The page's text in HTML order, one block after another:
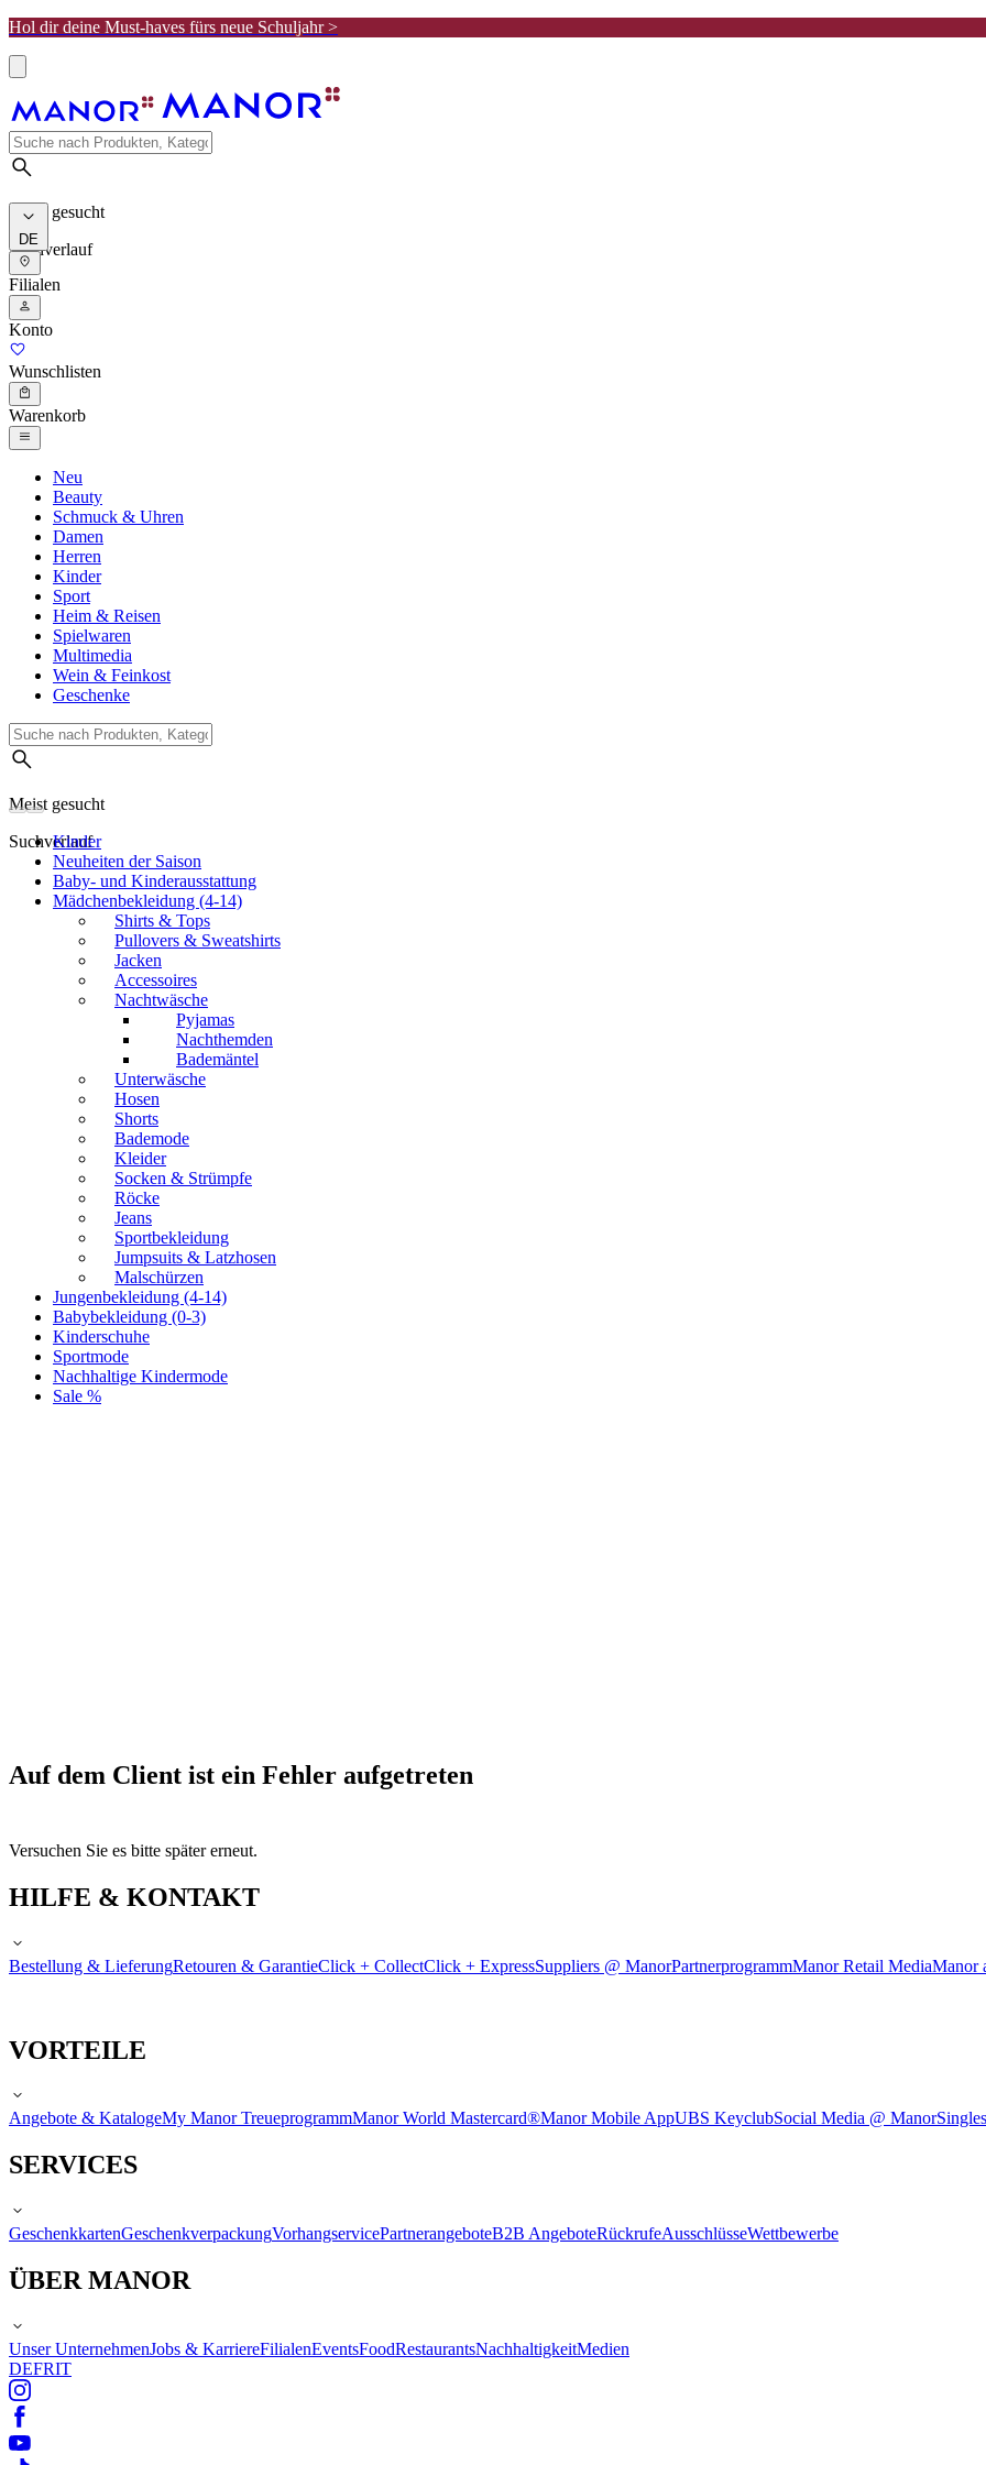
Hol dir deine Must-haves fürs neue Schuljahr >
Meist gesucht
Suchverlauf
DE
Filialen
Konto
Wunschlisten
Warenkorb
Neu
Beauty
Schmuck & Uhren
Damen
Herren
Kinder
Sport
Heim & Reisen
Spielwaren
Multimedia
Wein & Feinkost
Geschenke
Meist gesucht
Suchverlauf
Kinder
Neuheiten der Saison
Baby- und Kinderausstattung
Mädchenbekleidung (4-14)
Shirts & Tops
Pullovers & Sweatshirts
Jacken
Accessoires
Nachtwäsche
Pyjamas
Nachthemden
Bademäntel
Unterwäsche
Hosen
Shorts
Bademode
Kleider
Socken & Strümpfe
Röcke
Jeans
Sportbekleidung
Jumpsuits & Latzhosen
Malschürzen
Jungenbekleidung (4-14)
Babybekleidung (0-3)
Kinderschuhe
Sportmode
Nachhaltige Kindermode
Sale %
Auf dem Client ist ein Fehler aufgetreten
Versuchen Sie es bitte später erneut.
HILFE & KONTAKT
Bestellung & LieferungRetouren & GarantieClick + CollectClick + ExpressSuppliers @ ManorPartnerprogrammManor Retail MediaManor
VORTEILE
Angebote & KatalogeMy Manor TreueprogrammManor World Mastercard®Manor Mobile AppUBS KeyclubSocial Media @ Manor
SERVICES
GeschenkkartenGeschenkverpackungVorhangservicePartnerangeboteB2B AngeboteRückrufeAusschlüsseWettbewerbe
ÜBER MANOR
Unser UnternehmenJobs & KarriereFilialenEventsFoodRestaurantsNachhaltigkeitMedien
DEFRIT